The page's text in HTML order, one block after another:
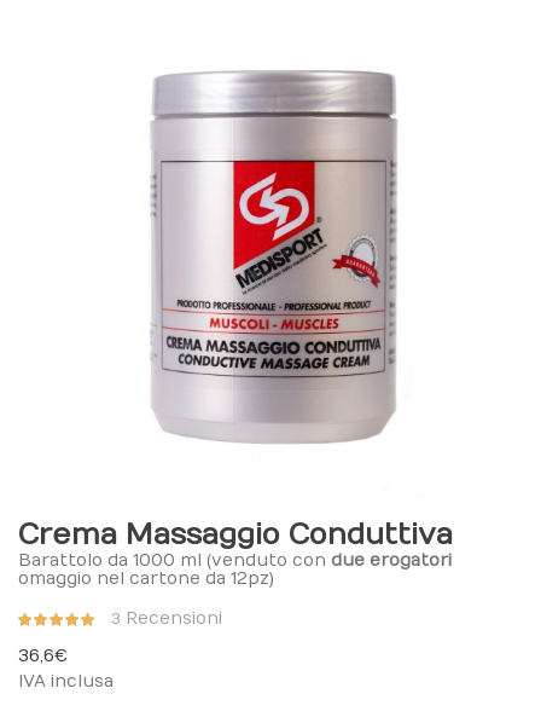
Crema Massaggio Conduttiva
Barattolo da 1000 ml (venduto con due erogatori
omaggio nel cartone da 12pz)
Valutazione:
3 Recensioni
36,6 €
IVA inclusa